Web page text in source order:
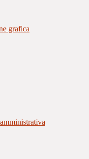
grafica